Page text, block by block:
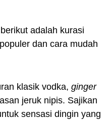
adalah kurasi
dan cara mudah
klasik vodka, ginger
jeruk nipis. Sajikan
sensasi dingin yang